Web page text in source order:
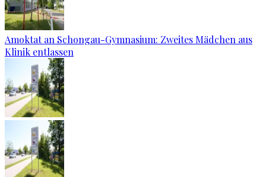
Amoktat an Schongau-Gymnasium: Zweites Mädchen aus
Klinik entlassen